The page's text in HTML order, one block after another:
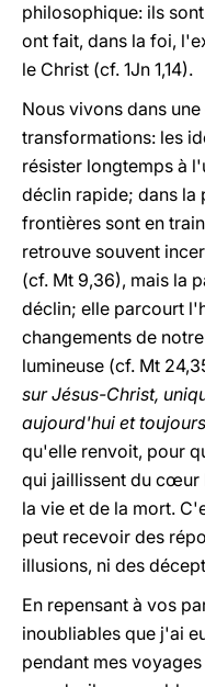
philosophique: ils
ont fait, dans la foi,
le Christ (cf. 1Jn 1,14).
Nous vivons dans
transformations: les
résister longtemps à
déclin rapide; dans la
frontières sont en
retrouve souvent
(cf. Mt 9,36), mais la
déclin; elle parcourt
changements de
lumineuse (cf. Mt
sur Jésus-Christ,
aujourd'hui et toujours
qu'elle renvoit, pour
qui jaillissent du cœur
la vie et de la mort.
peut recevoir des
illusions, ni des
En repensant à vos
inoubliables que j'ai
pendant mes